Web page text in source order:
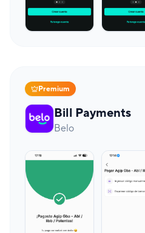
Premium
Bill Payments
Belo